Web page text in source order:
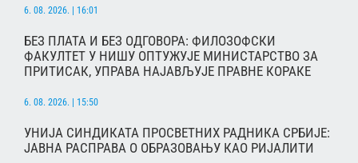
6. 08. 2026. | 16:01
БЕЗ ПЛАТА И БЕЗ ОДГОВОРА: ФИЛОЗОФСКИ
ФАКУЛТЕТ У НИШУ ОПТУЖУЈЕ МИНИСТАРСТВО ЗА
ПРИТИСАК, УПРАВА НАЈАВЉУЈЕ ПРАВНЕ КОРАКЕ
6. 08. 2026. | 15:50
УНИЈА СИНДИКАТА ПРОСВЕТНИХ РАДНИКА СРБИЈЕ:
ЈАВНА РАСПРАВА О ОБРАЗОВАЊУ КАО РИЈАЛИТИ